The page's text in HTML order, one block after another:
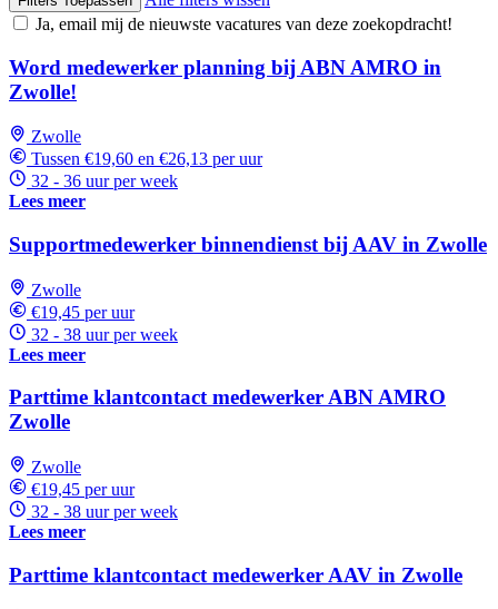
Ja, email mij de nieuwste vacatures van deze zoekopdracht!
Word medewerker planning bij ABN AMRO in
Zwolle!
Zwolle
Tussen €19,60 en €26,13 per uur
32 - 36 uur per week
Lees meer
Supportmedewerker binnendienst bij AAV in Zwolle
Zwolle
€19,45 per uur
32 - 38 uur per week
Lees meer
Parttime klantcontact medewerker ABN AMRO
Zwolle
Zwolle
€19,45 per uur
32 - 38 uur per week
Lees meer
Parttime klantcontact medewerker AAV in Zwolle